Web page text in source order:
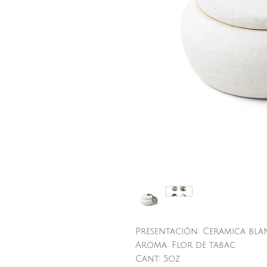
Presentación: Ceramica
Aroma: Flor de tabac
Cant: 5oz